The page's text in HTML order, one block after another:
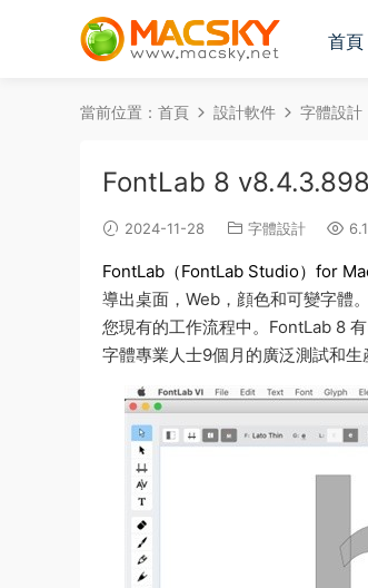
首頁
當前位置： 首頁 設計軟件 字體設計
FontLab 8
2024-11-28 字體設計
FontLab（FontLab Studio）for
導出桌面，Web，顔色和可變字體
您現有的工作流程中。FontLab 8
字體專業人士9個月的廣泛測試和